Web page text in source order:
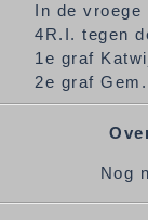
In de
4R.I. tegen
1e graf
2e graf
Nog